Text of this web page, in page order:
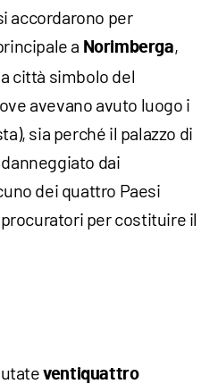
accordarono per
a Norimberga,
città simbolo del
avevano avuto luogo i
sia perché il palazzo di
dai
dei quattro Paesi
per costituire il
ventiquattro